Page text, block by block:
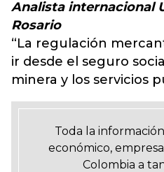
Analista internacional
Rosario
“La regulación
ir desde el seguro
minera y los servicios
Toda la
económico,
Colombia a